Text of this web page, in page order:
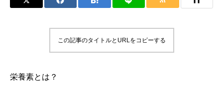
この記事のタイトルとURLをコピーする
栄養素とは？